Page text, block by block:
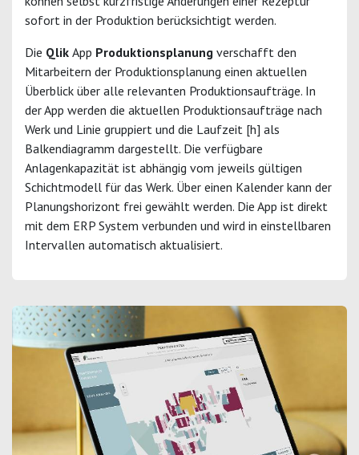
sofort in der Produktion berücksichtigt werden.
Die Qlik App Produktionsplanung verschafft den
Mitarbeitern der Produktionsplanung einen aktuellen
Überblick über alle relevanten Produktionsaufträge. In
der App werden die aktuellen Produktionsaufträge nach
Werk und Linie gruppiert und die Laufzeit [h] als
Balkendiagramm dargestellt. Die verfügbare
Anlagenkapazität ist abhängig vom jeweils gültigen
Schichtmodell für das Werk. Über einen Kalender kann der
Planungshorizont frei gewählt werden. Die App ist direkt
mit dem ERP System verbunden und wird in einstellbaren
Intervallen automatisch aktualisiert.